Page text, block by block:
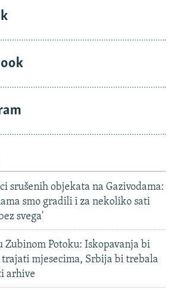
srušenih objekata na Gazivodama:
smo gradili i za nekoliko sati
svega'
Zubinom Potoku: Iskopavanja bi
trajati mjesecima, Srbija bi trebala
arhive